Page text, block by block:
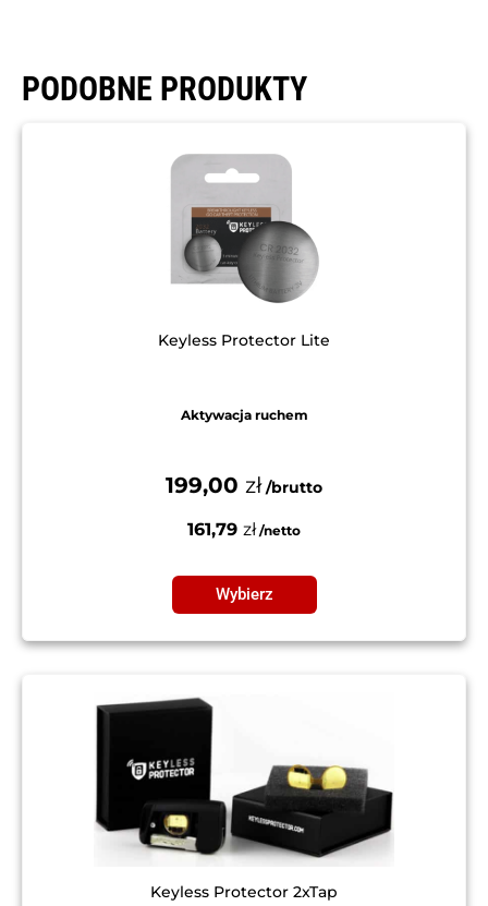
PODOBNE PRODUKTY
Keyless Protector Lite
Aktywacja ruchem
199,00 zł
161,79 zł
Wybierz
Keyless Protector 2xTap